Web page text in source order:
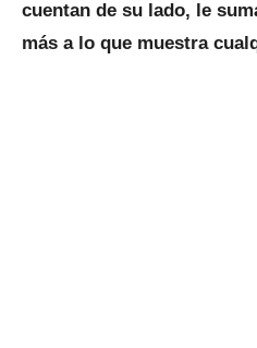
cuentan de su lado, le
más a lo que muestra